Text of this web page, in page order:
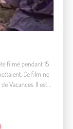
filmé pendant 15
Ce film ne
Vacances. Il est